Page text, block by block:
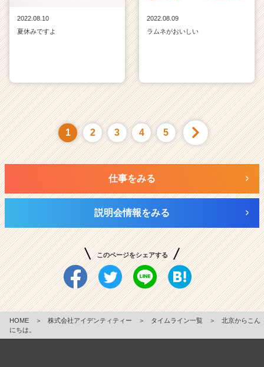
2022.08.10
夏休みですよ
2022.08.09
ラムネがおいしい
1 2 3 4 5
仕事をみる
説明会情報をみる
このページをシェアする
HOME ＞ 株式会社アイデンティティー ＞ タイムライン一覧 ＞
北京からこん
にちは。